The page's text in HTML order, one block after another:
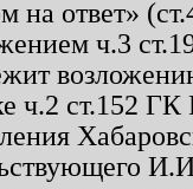
на ответ»
ч.3
ч.2 ст.152